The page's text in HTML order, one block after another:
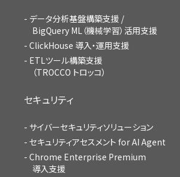
データ分析基盤構築支援 /
BigQuery ML（機械学習）活用支援
ClickHouse 導入・運用支援
ETLツール構築支援
（TROCCO トロッコ）
セキュリティ
サイバーセキュリティソリューション
セキュリティアセスメント for AI Agent
Chrome Enterprise Premium
導入支援